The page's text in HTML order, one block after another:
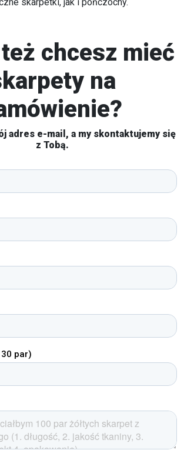
chcesz mieć
na
adres e-mail, a my skontaktujemy się
z Tobą.